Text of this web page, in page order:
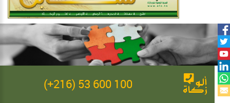
(+216) 53 600 100